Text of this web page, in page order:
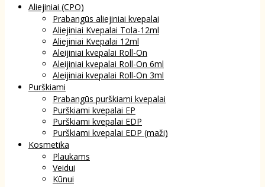
Aliejiniai (CPO)
Prabangūs aliejiniai kvepalai
Aliejiniai Kvepalai Tola-12ml
Aliejiniai Kvepalai 12ml
Aleijiniai kvepalai Roll-On
Aleijiniai kvepalai Roll-On 6ml
Aleijiniai kvepalai Roll-On 3ml
Purškiami
Prabangūs purškiami kvepalai
Purškiami kvepalai EP
Purškiami kvepalai EDP
Purškiami kvepalai EDP (maži)
Kosmetika
Plaukams
Veidui
Kūnui